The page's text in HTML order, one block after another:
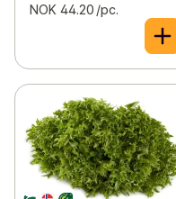
NOK 44.20 /pc.